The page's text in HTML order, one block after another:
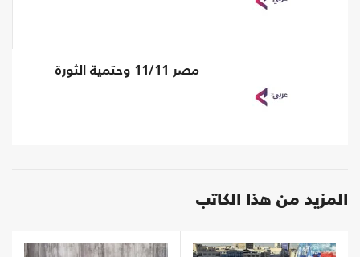
مصر 11/11 وحتمية الثورة
المزيد من هذا الكاتب